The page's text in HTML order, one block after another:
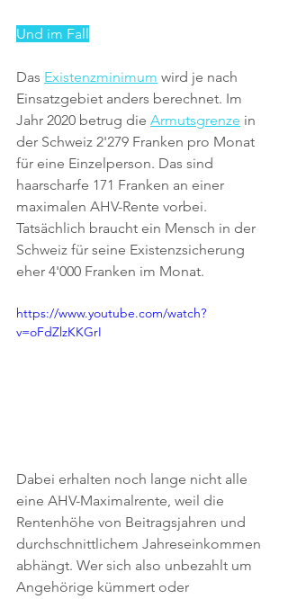
Und im Fall
Das Existenzminimum wird je nach
Einsatzgebiet anders berechnet. Im
Jahr 2020 betrug die Armutsgrenze in
der Schweiz 2'279 Franken pro Monat
für eine Einzelperson. Das sind
haarscharfe 171 Franken an einer
maximalen AHV-Rente vorbei.
Tatsächlich braucht ein Mensch in der
Schweiz für seine Existenzsicherung
eher 4'000 Franken im Monat.
https://www.youtube.com/watch?
v=oFdZlzKKGrI
Dabei erhalten noch lange nicht alle
eine AHV-Maximalrente, weil die
Rentenhöhe von Beitragsjahren und
durchschnittlichem Jahreseinkommen
abhängt. Wer sich also unbezahlt um
Angehörige kümmert oder